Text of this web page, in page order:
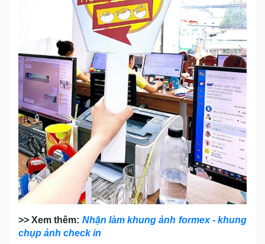
>> Xem thêm: Nhận làm khung ảnh formex - khung
chụp ảnh check in